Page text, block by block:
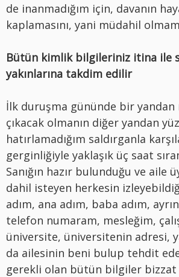
de inanmadığım için, davanın
kaplamasını, yani müdahil
Bütün kimlik bilgileriniz itina ile
yakınlarına takdim edilir
İlk duruşma gününde bir yandan
çıkacak olmanın diğer yandan
hatırlamadığım saldırganla
gerginliğiyle yaklaşık üç saat
Sanığın hazır bulunduğu ve aile
dahil isteyen herkesin
adım, ana adım, baba adım,
telefon numaram, mesleğim,
üniversite, üniversitenin adresi,
da ailesinin beni bulup tehdit
gerekli olan bütün bilgiler bizzat